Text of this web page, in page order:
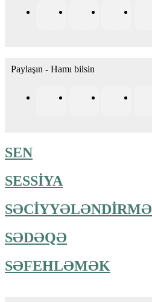
Paylaşın - Hamı bilsin
SEN
SESSİYA
SƏCİYYƏLƏNDİRMƏ
SƏDƏQƏ
SƏFEHLƏMƏK